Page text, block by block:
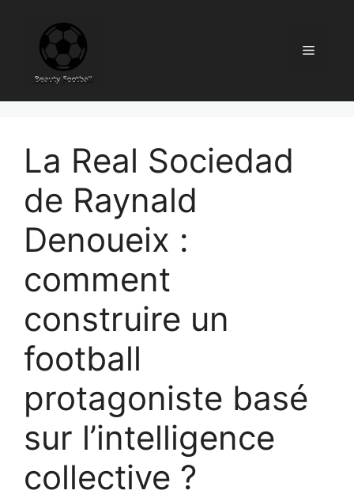
content
Menu
La Real Sociedad
de Raynald
Denoueix :
comment
construire un
football
protagoniste basé
sur l’intelligence
collective ?